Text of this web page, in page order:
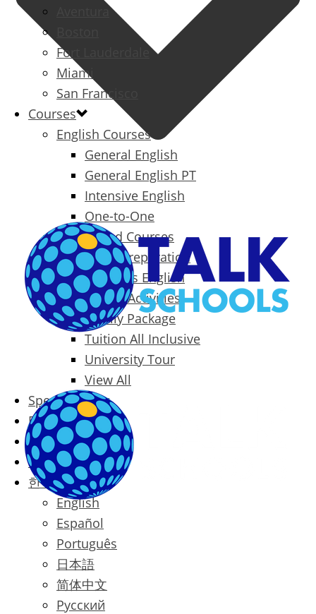
Aventura
Fort Lauderdale
Miami
San Francisco
Courses
English Courses
General English
General English PT
Intensive English
One-to-One
Specialized Courses
Exam Preparation
Business English
Packages & Activities
Family Package
Tuition All Inclusive
University Tour
View All
Special Offers
Prices
Blog
Contact
한국어
English
Español
Português
日本語
简体中文
Русский